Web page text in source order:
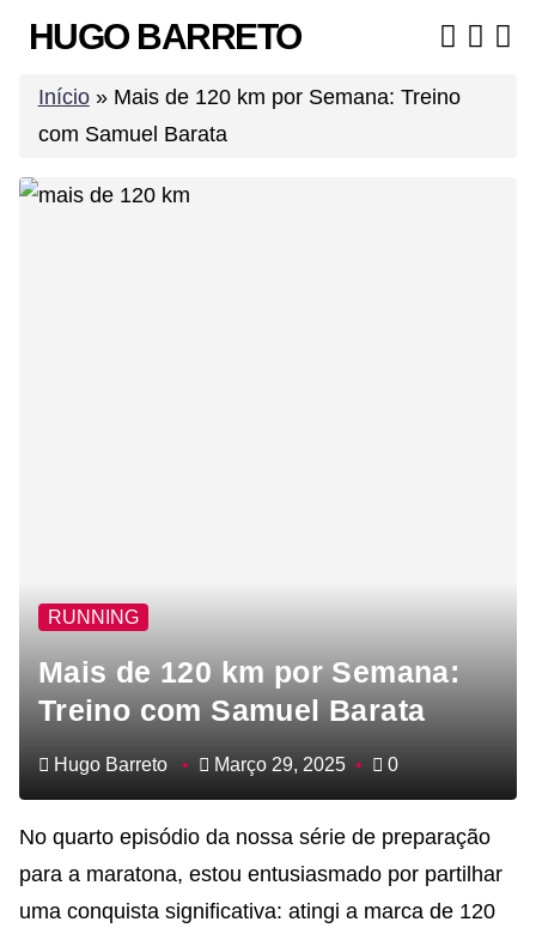
content
HUGO BARRETO
Início» Mais de 120 km por Semana: Treino
com Samuel Barata
RUNNING
Mais de 120 km por Semana:
Treino com Samuel Barata
Hugo Barreto Março 29, 2025 0
No quarto episódio da nossa série de preparação
para a maratona, estou entusiasmado por partilhar
uma conquista significativa: atingi a marca de 120